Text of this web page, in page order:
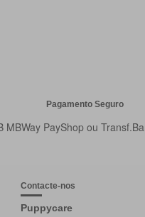
Pagamento Seguro
MBWay PayShop ou
Contacte-nos
Puppycare